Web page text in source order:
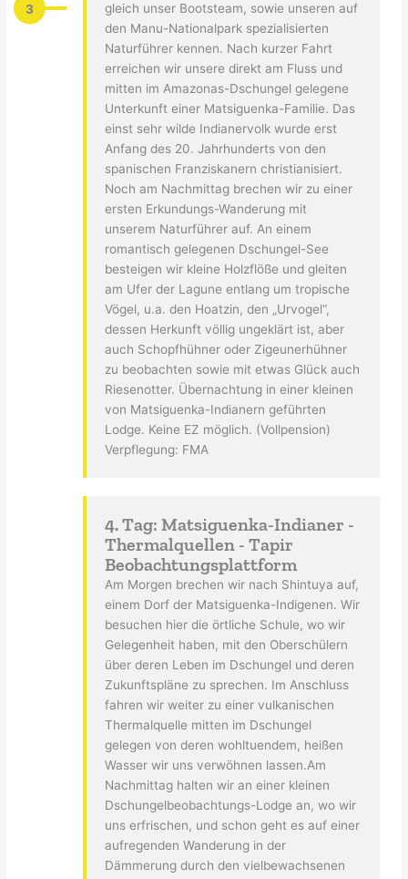
3
gleich unser Bootsteam, sowie unseren auf
den Manu-Nationalpark spezialisierten
Naturführer kennen. Nach kurzer Fahrt
erreichen wir unsere direkt am Fluss und
mitten im Amazonas-Dschungel gelegene
Unterkunft einer Matsiguenka-Familie. Das
einst sehr wilde Indianervolk wurde erst
Anfang des 20. Jahrhunderts von den
spanischen Franziskanern christianisiert.
Noch am Nachmittag brechen wir zu einer
ersten Erkundungs-Wanderung mit
unserem Naturführer auf. An einem
romantisch gelegenen Dschungel-See
besteigen wir kleine Holzflöße und gleiten
am Ufer der Lagune entlang um tropische
Vögel, u.a. den Hoatzin, den „Urvogel“,
dessen Herkunft völlig ungeklärt ist, aber
auch Schopfhühner oder Zigeunerhühner
zu beobachten sowie mit etwas Glück auch
Riesenotter. Übernachtung in einer kleinen
von Matsiguenka-Indianern geführten
Lodge. Keine EZ möglich. (Vollpension)
Verpflegung: FMA
4. Tag: Matsiguenka-Indianer -
Thermalquellen - Tapir
Beobachtungsplattform
Am Morgen brechen wir nach Shintuya auf,
einem Dorf der Matsiguenka-Indigenen. Wir
besuchen hier die örtliche Schule, wo wir
Gelegenheit haben, mit den Oberschülern
über deren Leben im Dschungel und deren
Zukunftspläne zu sprechen. Im Anschluss
fahren wir weiter zu einer vulkanischen
Thermalquelle mitten im Dschungel
gelegen von deren wohltuendem, heißen
Wasser wir uns verwöhnen lassen.Am
Nachmittag halten wir an einer kleinen
Dschungelbeobachtungs-Lodge an, wo wir
uns erfrischen, und schon geht es auf einer
aufregenden Wanderung in der
Dämmerung durch den vielbewachsenen